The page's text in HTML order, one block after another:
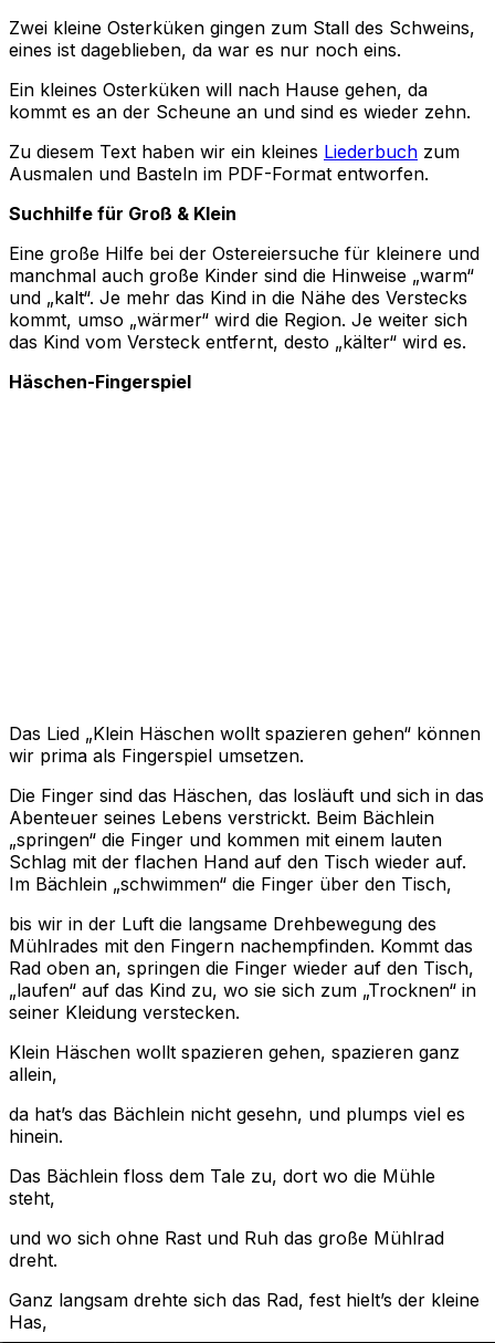
Zwei kleine Osterküken gingen zum Stall des Schweins,
eines ist dageblieben, da war es nur noch eins.
Ein kleines Osterküken will nach Hause gehen, da
kommt es an der Scheune an und sind es wieder zehn.
Zu diesem Text haben wir ein kleines Liederbuch zum
Ausmalen und Basteln im PDF-Format entworfen.
Suchhilfe für Groß & Klein
Eine große Hilfe bei der Ostereiersuche für kleinere und
manchmal auch große Kinder sind die Hinweise „warm“
und „kalt“. Je mehr das Kind in die Nähe des Verstecks
kommt, umso „wärmer“ wird die Region. Je weiter sich
das Kind vom Versteck entfernt, desto „kälter“ wird es.
Häschen-Fingerspiel
Das Lied „Klein Häschen wollt spazieren gehen“ können
wir prima als Fingerspiel umsetzen.
Die Finger sind das Häschen, das losläuft und sich in das
Abenteuer seines Lebens verstrickt. Beim Bächlein
„springen“ die Finger und kommen mit einem lauten
Schlag mit der flachen Hand auf den Tisch wieder auf.
Im Bächlein „schwimmen“ die Finger über den Tisch,
bis wir in der Luft die langsame Drehbewegung des
Mühlrades mit den Fingern nachempfinden. Kommt das
Rad oben an, springen die Finger wieder auf den Tisch,
„laufen“ auf das Kind zu, wo sie sich zum „Trocknen“ in
seiner Kleidung verstecken.
Klein Häschen wollt spazieren gehen, spazieren ganz
allein,
da hat’s das Bächlein nicht gesehn, und plumps viel es
hinein.
Das Bächlein floss dem Tale zu, dort wo die Mühle
steht,
und wo sich ohne Rast und Ruh das große Mühlrad
dreht.
Ganz langsam drehte sich das Rad, fest hielt’s der kleine
Has,